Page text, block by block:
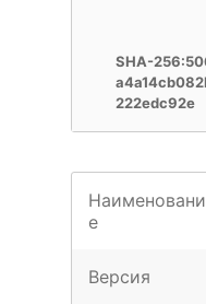
SHA-
222edc92e
Наименовани
е
Версия